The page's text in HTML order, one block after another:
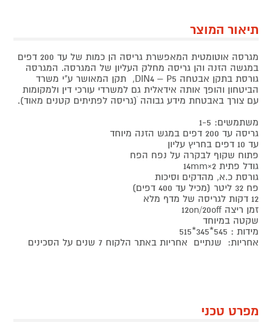
תיאור המוצר
מגרסה אוטומטית המאפשרת גריסה הן כמות של עד 200 דפים
במגשה הזנה והן גריסה מחלק העליון של המגרסה. המגרסה
גורסת בתקן אבטחה DIN4 – P5, תקן המאושר ע"י משרד
הביטחון והופך אותה אידאלית גם למשרדי עורכי דין ולמקומות
עם צורך באבטחת מידע גבוהה ׁ(גריסה לפתיתים קטנים מאוד).
משתמשים: 1-5
גריסה עד 200 דפים במגש הזנה מיוחד
עד 10 דפים בחריץ עליון
פתוח שקוף לבקרה על נפח הפח
גודל פתית 2×14mm
גורסת כ.א, מהדקים וסיכות
פח 32 ליטר (מכיל עד 400 דפים)
12 דקות לגריסה של מדף מלא
זמן ריצה 12on/20off
שקטה במיוחד
מידות : 545*345*515
אחריות: שנתיים אחריות באתר הלקוח 7 שנים על הסכינים
מפרט טכני